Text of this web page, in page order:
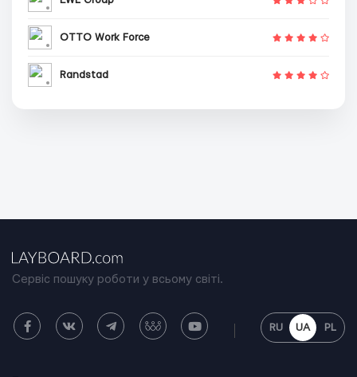
OTTO Work Force
Randstad
Сервіс пошуку роботи у всьому світі.
RU UA PL